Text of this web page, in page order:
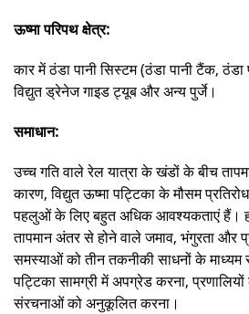
ऊष्मा परिपथ क्षेत्र:
कार में ठंडा पानी सिस्टम (ठंडा पानी टैंक, ठंडा
विद्युत ड्रेनेज गाइड ट्यूब और अन्य पुर्जे।
समाधान:
उच्च गति वाले रेल यात्रा के खंडों के बीच
कारण, विद्युत ऊष्मा पट्टिका के मौसम
पहलुओं के लिए बहुत अधिक आवश्यकताएं हैं।
तापमान अंतर से होने वाले जमाव, भंगुरता और
समस्याओं को तीन तकनीकी साधनों के माध्यम
पट्टिका सामग्री में अपग्रेड करना,
संरचनाओं को अनुकूलित करना।